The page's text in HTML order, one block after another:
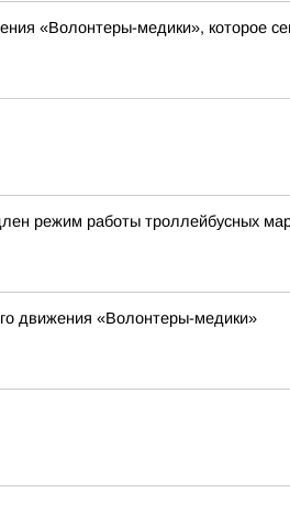
«Волонтеры-медики», которое
режим работы троллейбусных
движения «Волонтеры-медики»